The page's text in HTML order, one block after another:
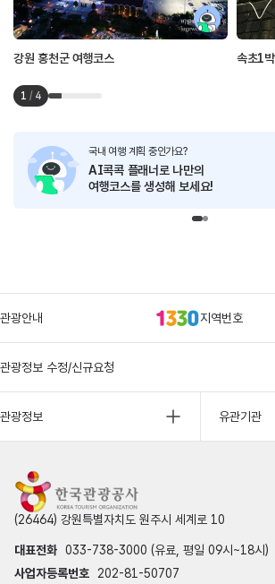
강원 홍천군 여행코스 속초1
1 / 4
국내 여행 계획 중인가요?
AI콕콕 플래너로 나만의
여행코스를 생성해 보세요!
관광안내 지역번호
관광정보 수정/신규요청
관광정보 유관기관
(26464) 강원특별자치도 원주시 세계로 10
대표전화 033-738-3000 (유료, 평일 09시~18시)
사업자등록번호
202-81-50707